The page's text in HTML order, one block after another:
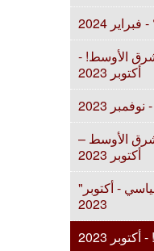
2024
الأوسط! -
أكتوبر 2023
2023
الأوسط –
أكتوبر 2023
"إرهابي" أم لا: حرب كلامية وابتزاز سياسي - أكتوبر
2023
2023